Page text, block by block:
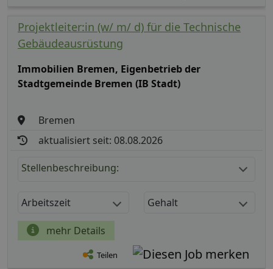
Projektleiter:in (w/ m/ d) für die Technische
Gebäudeausrüstung
Immobilien Bremen, Eigenbetrieb der
Stadtgemeinde Bremen (IB Stadt)
Bremen
aktualisiert seit: 08.08.2026
Stellenbeschreibung:
Arbeitszeit Gehalt
mehr Details
Teilen